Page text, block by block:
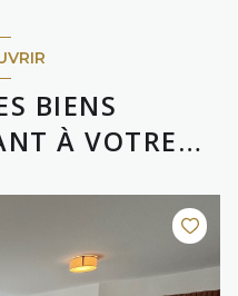
BIENS
À VOTRE